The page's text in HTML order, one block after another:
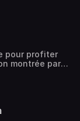
pour profiter
montrée par
célèbres.
humains se
Écriture,